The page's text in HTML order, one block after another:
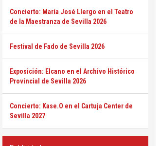
Concierto: María José Llergo en el Teatro
de la Maestranza de Sevilla 2026
Festival de Fado de Sevilla 2026
Exposición: Elcano en el Archivo Histórico
Provincial de Sevilla 2026
Concierto: Kase.O en el Cartuja Center de
Sevilla 2027